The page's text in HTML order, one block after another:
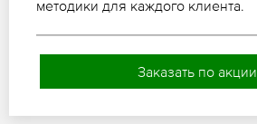
методики для каждого клиента.
Заказать по акции